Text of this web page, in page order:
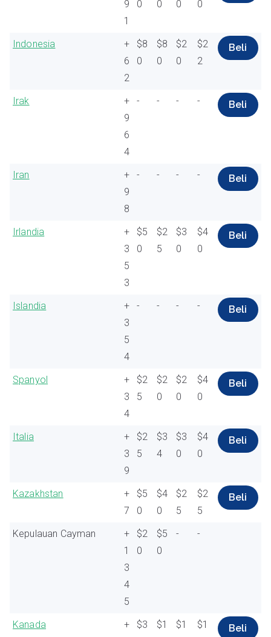
9
1
0 0 0 0
Indonesia
+
6
2
$8
0
$8
0
$2
0
$2
2
Beli
Irak
+
9
6
4
- - - - Beli
Iran
+
9
8
- - - - Beli
Irlandia
+
3
5
3
$5
0
$2
5
$3
0
$4
0
Beli
Islandia
+
3
5
4
- - - - Beli
Spanyol
+
3
4
$2
5
$2
0
$2
0
$4
0
Beli
Italia
+
3
9
$2
5
$3
4
$3
0
$4
0
Beli
Kazakhstan
+
7
$5
0
$4
0
$2
5
$2
5
Beli
Kepulauan Cayman
+
1
3
4
5
$2
0
$5
0
- -
Kanada
+
$3
$1
$1
$1
Beli